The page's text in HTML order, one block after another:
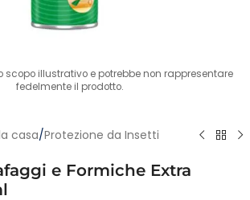
scopo illustrativo e potrebbe non rappresentare
fedelmente il prodotto.
casa/Protezione da Insetti
e Formiche Extra